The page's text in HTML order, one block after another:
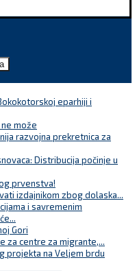
eparhiji i
može
razvojna prekretnica za
Distribucija počinje u
prvenstva!
izdajnikom zbog dolaska...
i savremenim
Gori
za centre za migrante,...
projekta na Veljem brdu